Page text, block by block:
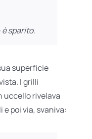
è sparito.
superficie
I grilli
uccello rivelava
e poi via, svaniva: